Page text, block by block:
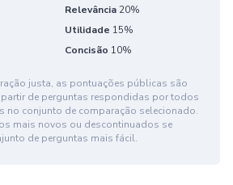
Relevância 20%
Utilidade 15%
Concisão 10%
justa, as pontuações públicas são
de perguntas respondidas por todos
no conjunto de comparação selecionado.
mais novos ou descontinuados se
de perguntas mais fácil.